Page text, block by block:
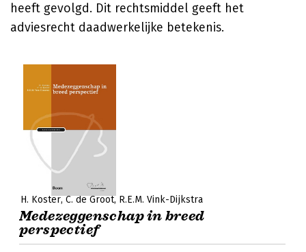
heeft gevolgd. Dit rechtsmiddel geeft het
adviesrecht daadwerkelijke betekenis.
H. Koster C. de Groot R.E.M. Vink-Dijkstra
Medezeggenschap in breed
perspectief